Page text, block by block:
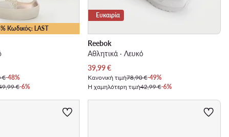
Κωδικός: LAST
€-48%
€-6%
Ευκαιρία
Reebok
Αθλητικά · Λευκό
Τρέχουσα τιμή
39,99€
Κανονική τιμή78,90 €-49%
Η χαμηλότερη τιμή42,99 €-6%